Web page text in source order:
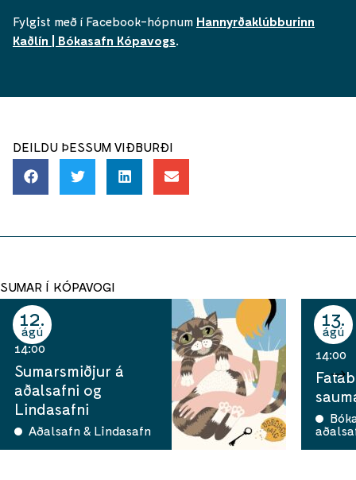
Fylgist með í Facebook-hópnum Hannyrðaklúbburinn
Kaðlín | Bókasafn Kópavogs
DEILDU ÞESSUM VIÐBURÐI
SUMAR Í KÓPAVOGI
12
ágú
14:00
Sumarsmiðjur á
aðalsafni og
Lindasafni
Aðalsafn & Lindasafn
13
ágú
14:00